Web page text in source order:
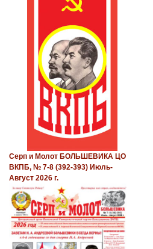
Серп и Молот БОЛЬШЕВИКА ЦО
ВКПБ, № 7-8 (392-393) Июль-
Август 2026 г.